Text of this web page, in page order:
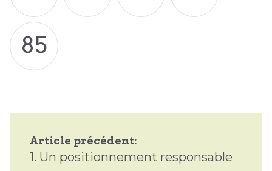
85
Article précédent:
1. Un positionnement responsable